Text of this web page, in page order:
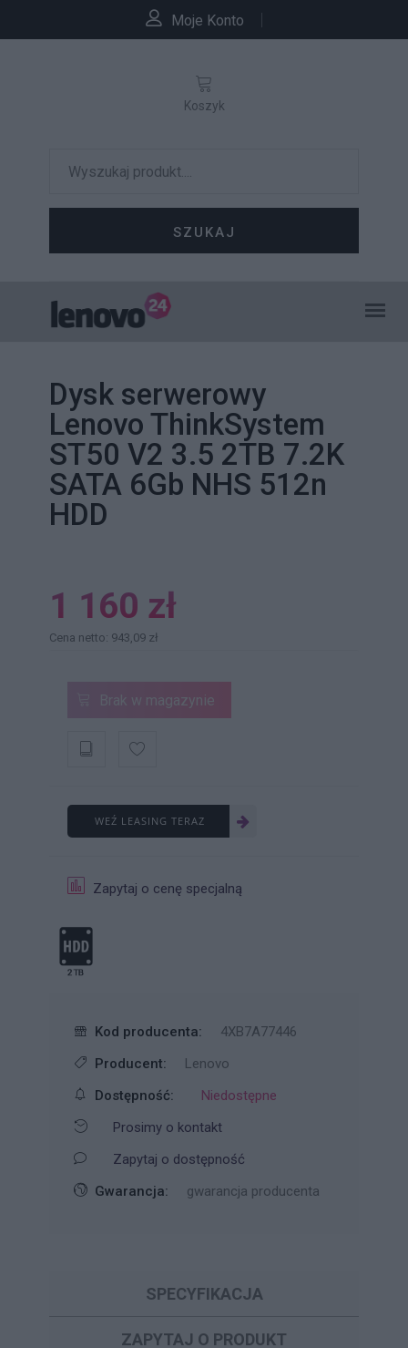
Moje Konto
SZUKAJ
Koszyk
Dysk serwerowy
Lenovo ThinkSystem
ST50 V2 3.5 2TB 7.2K
SATA 6Gb NHS 512n
HDD
1 160 zł
Cena netto: 943,09 zł
Brak w magazynie
WEŹ LEASING TERAZ
Zapytaj o cenę specjalną
Kod producenta:
4XB7A77446
Producent:
Lenovo
Dostępność:
Niedostępne
Prosimy o kontakt
Zapytaj o dostępność
Gwarancja:
gwarancja producenta
SPECYFIKACJA
ZAPYTAJ O PRODUKT